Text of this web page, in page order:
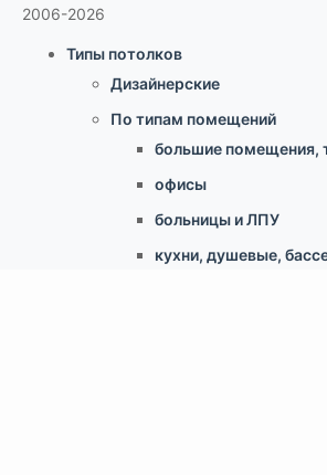
2006-2026
Типы потолков
Дизайнерские
По типам помещений
большие помещения,
офисы
больницы и ЛПУ
кухни, душевые,